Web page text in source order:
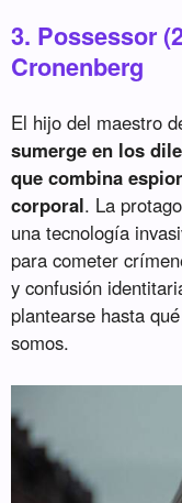
3. Possessor
Cronenberg
El hijo del maestro
sumerge en los
que combina
corporal. La
una tecnología
para cometer
y confusión
plantearse hasta
somos.